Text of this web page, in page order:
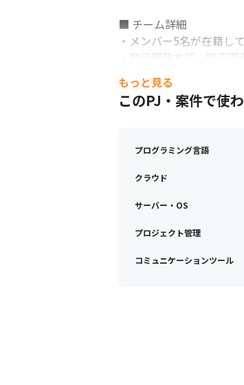
■ チーム詳細
・メンバー5名が在籍し
・商品開発本部、臨床
もっと見る
このPJ・案件で使
プログラミング言語
クラウド
サーバー・OS
プロジェクト管理
コミュニケーションツール